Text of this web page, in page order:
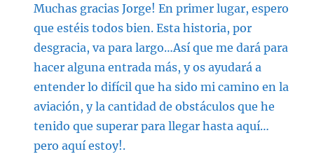
Muchas gracias Jorge! En primer lugar, espero
que estéis todos bien. Esta historia, por
desgracia, va para largo…Así que me dará para
hacer alguna entrada más, y os ayudará a
entender lo difícil que ha sido mi camino en la
aviación, y la cantidad de obstáculos que he
tenido que superar para llegar hasta aquí…
pero aquí estoy!.